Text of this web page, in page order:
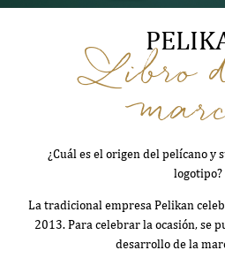
Libro
¿Cuál es el origen del pelícano y
logotipo?
La tradicional empresa Pelikan
2013. Para celebrar la ocasión, se
desarrollo de la